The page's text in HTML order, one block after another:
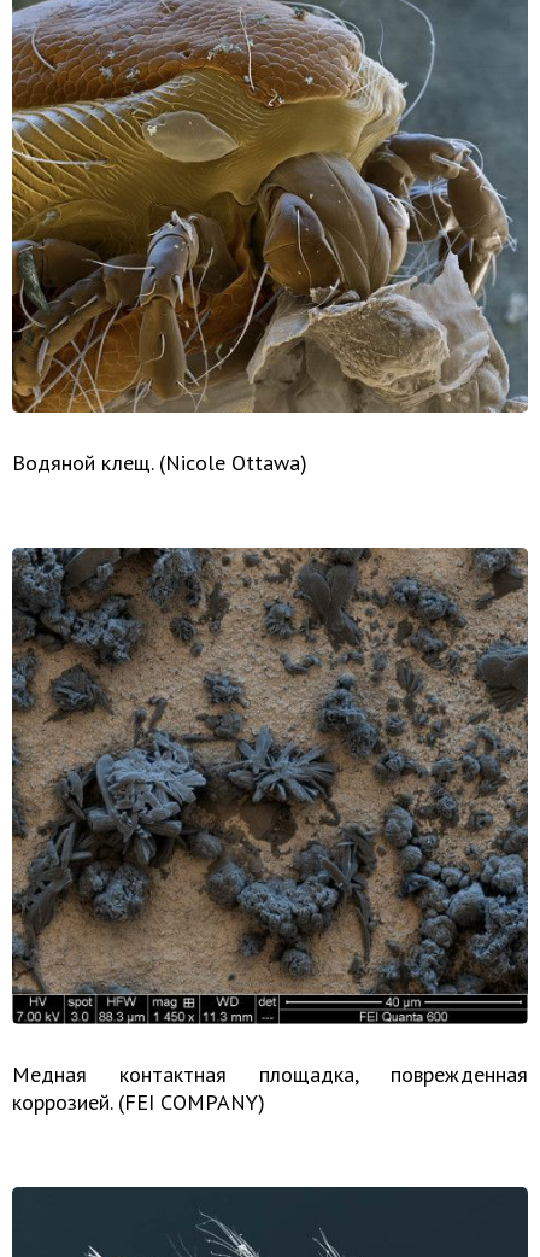
Водяной клещ. (Nicole Ottawa)
Медная контактная площадка, поврежденная
коррозией. (FEI COMPANY)